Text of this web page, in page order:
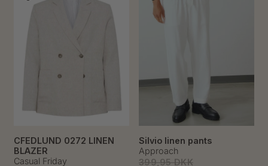
CFEDLUND 0272 LINEN
BLAZER
Casual Friday
Silvio linen pants
399,95 DKK
Approach